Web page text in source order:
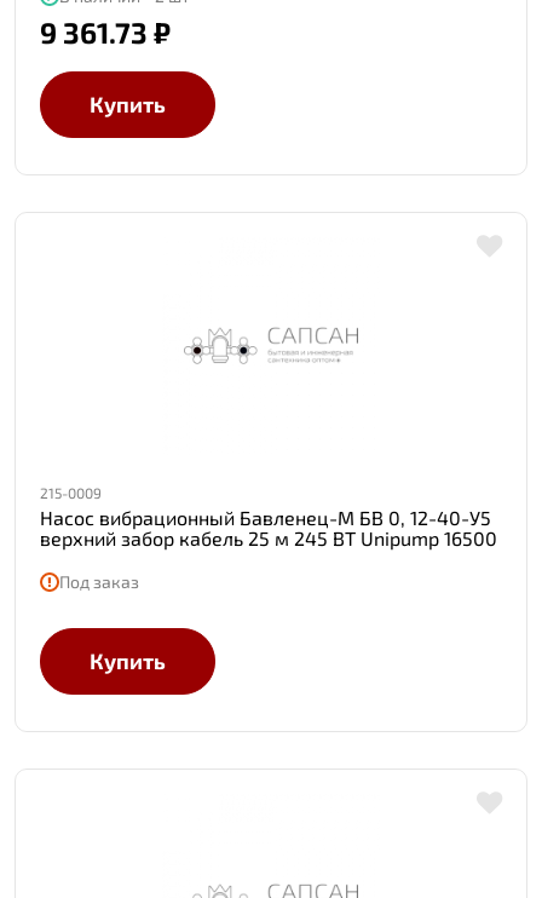
9 361.73 ₽
Купить
215-0009
Насос вибрационный Бавленец-М БВ 0, 12-40-У5
верхний забор кабель 25 м 245 ВТ Unipump 16500
Под заказ
Купить